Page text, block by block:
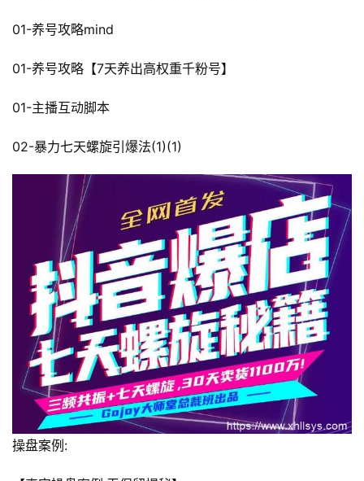
页
行
坑
指
登录
01-养号攻略mind
01-养号攻略【7天养出高权重千粉号】
01-主播互动脚本
02-暴力七天螺旋引爆法(1)(1)
操盘案例: